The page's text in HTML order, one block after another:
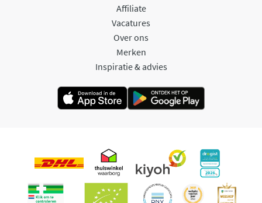
Affiliate
Vacatures
Over ons
Merken
Inspiratie & advies